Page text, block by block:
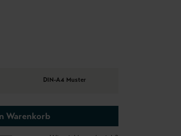
DIN-A4 Muster
Warenkorb